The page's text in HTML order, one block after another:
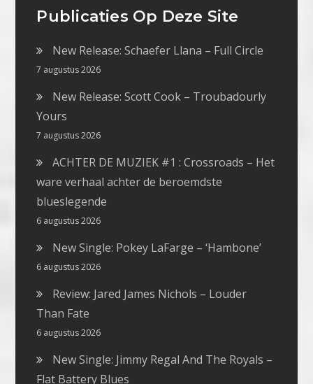
Publicaties Op Deze Site
New Release: Schaefer Llana – Full Circle
7 augustus 2026
New Release: Scott Cook – Troubadourly
Yours
7 augustus 2026
ACHTER DE MUZIEK #1 : Crossroads – Het
ware verhaal achter de beroemdste
blueslegende
6 augustus 2026
New Single: Pokey LaFarge – ‘Hambone’
6 augustus 2026
Review: Jared James Nichols – Louder
Than Fate
6 augustus 2026
New Single: Jimmy Regal And The Royals –
Flat Battery Blues